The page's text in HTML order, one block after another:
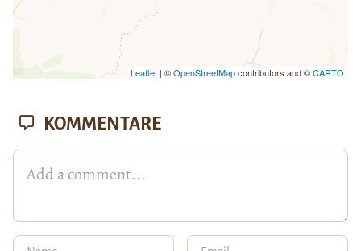
Leaflet| ©OpenStreetMapcontributors and ©CARTO
KOMMENTARE